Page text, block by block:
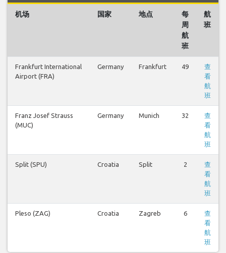
机场 国家 地点
每
周
航
班
航
班
Frankfurt International
Airport (FRA)
Germany Frankfurt 49
查
看
航
班
Franz Josef Strauss
(MUC)
Germany Munich 32
查
看
航
班
Split (SPU) Croatia Split 2
查
看
航
班
Pleso (ZAG) Croatia Zagreb 6
查
看
航
班